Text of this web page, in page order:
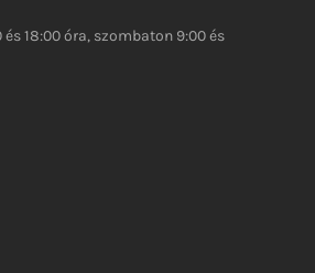
18:00 óra, szombaton 9:00 és